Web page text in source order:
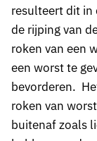
resulteert dit in
de rijping van
roken van een
een worst te
bevorderen.
roken van
buitenaf zoals